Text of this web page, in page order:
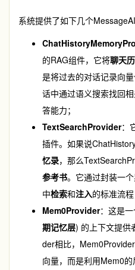
系统提供了如下几个
的RAG组件，它将聊天
是将过去的对话记录向
话中通过语义搜索找回
答能力；
TextSearchProvider：
插件。如果说
忆录，那么
参考书。它通过封装一
中检索和注入的标准流程
Mem0Provider：这是
期记忆层) 的上下文提供
der相比， Mem0Provider
向量，而是利用Mem0